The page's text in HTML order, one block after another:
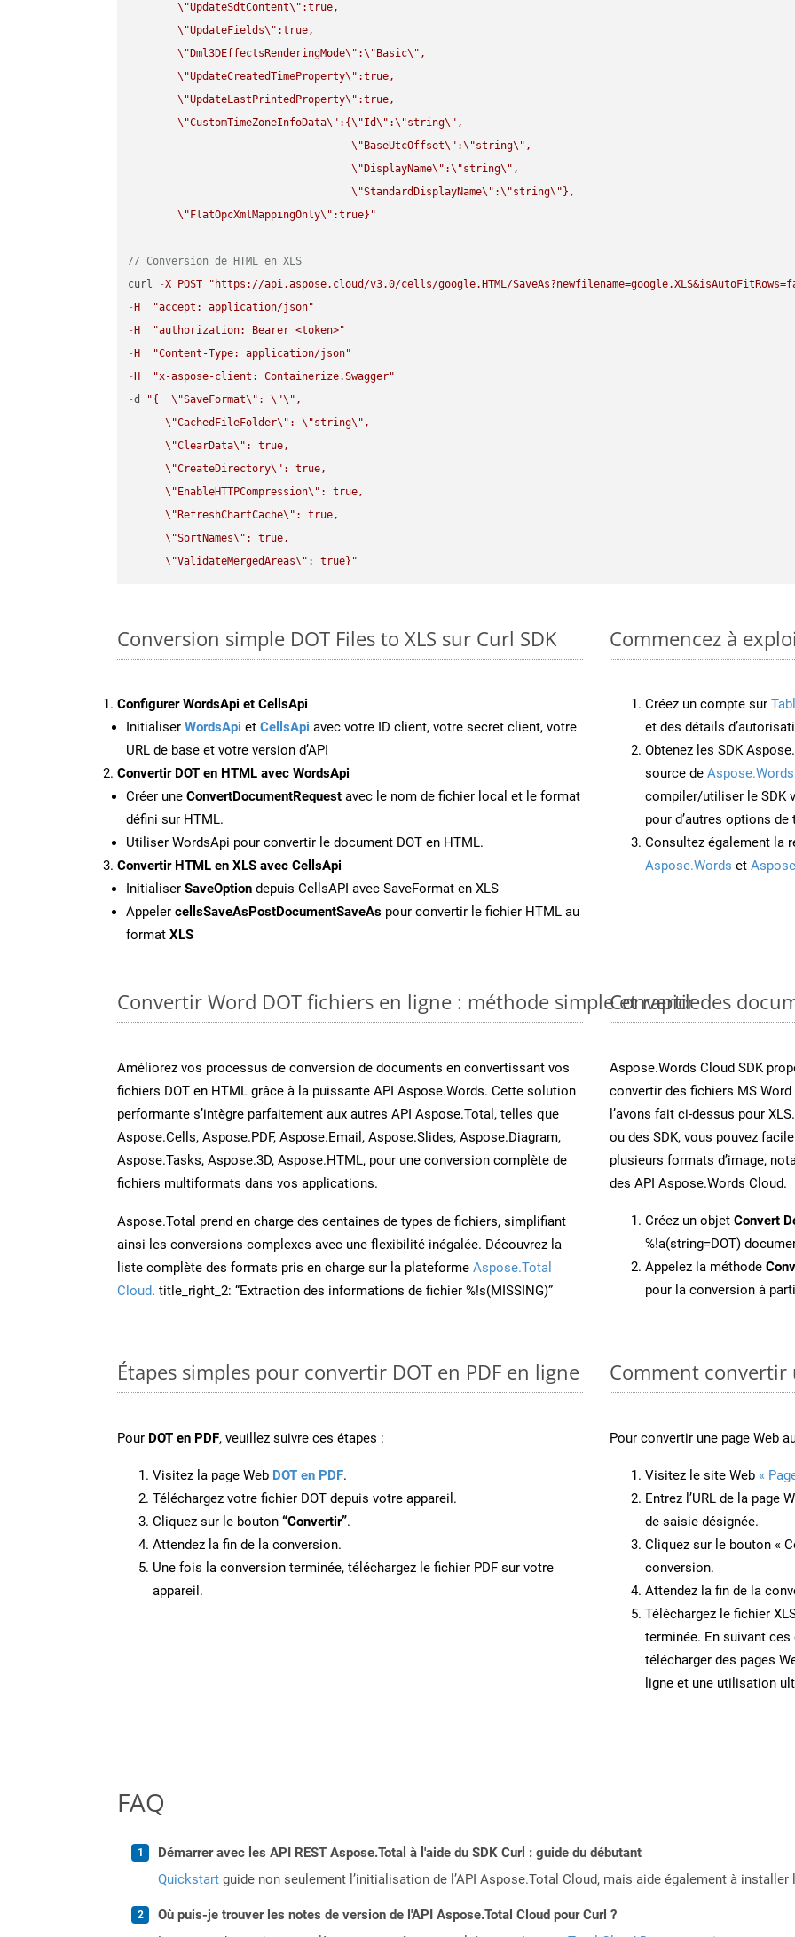
\"UpdateSdtContent\" :true,
\"UpdateFields\" :true,
\" Dml3DEffectsRenderingMode\" :\" Basic\" ,
\"UpdateCreatedTimeProperty\" :true,
\"UpdateLastPrintedProperty\" :true,
\"CustomTimeZoneInfoData\" :{\"Id\" :\"string\" ,
\" BaseUtcOffset\" :\"string\" ,
\" DisplayName\" :\"string\" ,
\"StandardDisplayName\" :\"string\" },
\" FlatOpcXmlMappingOnly\" :true}"
// Conversion de HTML en XLS
curl
-X POST
"https://api.aspose.cloud/v3.0/cells/google.HTML/
- H
"accept: application/json"
- H
"authorization: Bearer <token>"
- H
"Content-Type: application/json"
- H
"x-aspose-client: Containerize.Swagger"
-d "{ \"SaveFormat\" : \"\" ,
\"CachedFileFolder\" : \"string\" ,
\"ClearData\" : true,
\"CreateDirectory\" : true,
\" EnableHTTPCompression\" : true,
\" RefreshChartCache\" : true,
\"SortNames\" : true,
\"ValidateMergedAreas\" : true}"
Conversion simple DOT Files to XLS sur Curl SDK
Configurer WordsApi et CellsApi
Initialiser WordsApi et CellsApi avec votre ID client, votre secret client, votre
URL de base et votre version d’API
Convertir DOT en HTML avec WordsApi
Créer une ConvertDocumentRequest avec le nom de fichier local et le format
défini sur HTML.
Utiliser WordsApi pour convertir le document DOT en HTML.
Convertir HTML en XLS avec CellsApi
Initialiser SaveOption depuis CellsAPI avec SaveFormat en XLS
Appeler cellsSaveAsPostDocumentSaveAs pour convertir le fichier HTML au
format XLS
Commencez à
Créez un compte sur
et des détails
Obtenez les SDK
source de
compiler/utiliser le SDK
pour d’autres options
Consultez également la
Aspose.Words et
Convertir Word DOT fichiers en ligne : méthode simple et rapide
Améliorez vos processus de conversion de documents en convertissant vos
fichiers DOT en HTML grâce à la puissante API Aspose.Words. Cette solution
performante s’intègre parfaitement aux autres API Aspose.Total, telles que
Aspose.Cells, Aspose.PDF, Aspose.Email, Aspose.Slides, Aspose.Diagram,
Aspose.Tasks, Aspose.3D, Aspose.HTML, pour une conversion complète de
fichiers multiformats dans vos applications.
Aspose.Total prend en charge des centaines de types de fichiers, simplifiant
ainsi les conversions complexes avec une flexibilité inégalée. Découvrez la
liste complète des formats pris en charge sur la plateforme Aspose.Total
Cloud. title_right_2: “Extraction des informations de fichier %!s(MISSING)”
Convertir des
Aspose.Words Cloud SDK
convertir des fichiers MS
l’avons fait ci-dessus pour
ou des SDK, vous pouvez
plusieurs formats d’image,
des API Aspose.Words Cloud.
Créez un objet Convert
%!a(string=DOT)
Appelez la méthode
pour la conversion à
Étapes simples pour convertir DOT en PDF en ligne
Pour DOT en PDF, veuillez suivre ces étapes :
Visitez la page Web DOT en PDF.
Téléchargez votre fichier DOT depuis votre appareil.
Cliquez sur le bouton “Convertir”.
Attendez la fin de la conversion.
Une fois la conversion terminée, téléchargez le fichier PDF sur votre
appareil.
Comment convertir
Pour convertir une page Web
Visitez le site Web «
Entrez l’URL de la page
de saisie désignée.
Cliquez sur le bouton «
conversion.
Attendez la fin de la
Téléchargez le fichier
terminée. En suivant
télécharger des pages
ligne et une utilisation
FAQ
Démarrer avec les API REST Aspose.Total à l'aide du SDK Curl : guide du débutant
Quickstart guide non seulement l’initialisation de l’API Aspose.Total Cloud, mais aide également à
Où puis-je trouver les notes de version de l'API Aspose.Total Cloud pour Curl ?